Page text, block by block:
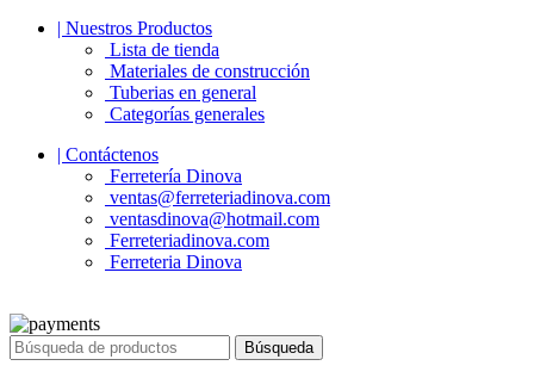
| Nuestros Productos
Lista de tienda
Materiales de construcción
Tuberias en general
Categorías generales
| Contáctenos
Ferretería Dinova
ventas@ferreteriadinova.com
ventasdinova@hotmail.com
Ferreteriadinova.com
Ferreteria Dinova
Búsqueda